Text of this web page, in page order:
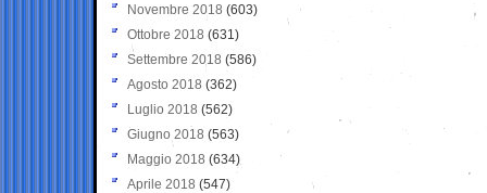
Novembre 2018 (603)
Ottobre 2018 (631)
Settembre 2018 (586)
Agosto 2018 (362)
Luglio 2018 (562)
Giugno 2018 (563)
Maggio 2018 (634)
Aprile 2018 (547)